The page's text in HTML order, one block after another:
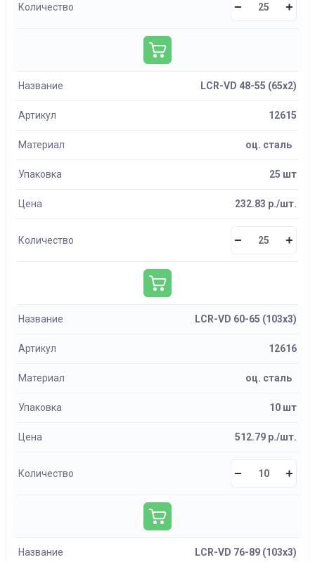
Количество
Название LCR-VD 48-55 (65х2)
Артикул 12615
Материал оц. сталь
Упаковка 25 шт
Цена 232.83 р./шт.
Количество
Название LCR-VD 60-65 (103х3)
Артикул 12616
Материал оц. сталь
Упаковка 10 шт
Цена 512.79 р./шт.
Количество
Название LCR-VD 76-89 (103х3)